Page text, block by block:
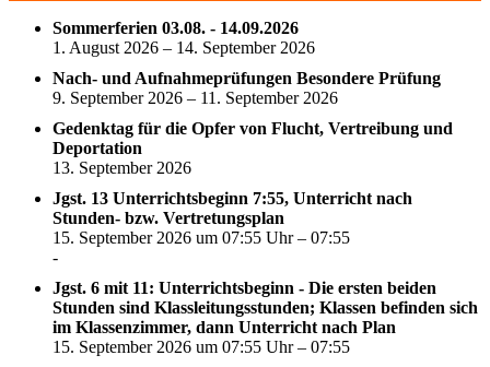
Sommerferien 03.08. - 14.09.2026
1. August 2026 – 14. September 2026
Nach- und Aufnahmeprüfungen Besondere Prüfung
9. September 2026 – 11. September 2026
Gedenktag für die Opfer von Flucht, Vertreibung und
Deportation
13. September 2026
Jgst. 13 Unterrichtsbeginn 7:55, Unterricht nach
Stunden- bzw. Vertretungsplan
15. September 2026 um 07:55 Uhr – 07:55
-
Jgst. 6 mit 11: Unterrichtsbeginn - Die ersten beiden
Stunden sind Klassleitungsstunden; Klassen befinden sich
im Klassenzimmer, dann Unterricht nach Plan
15. September 2026 um 07:55 Uhr – 07:55